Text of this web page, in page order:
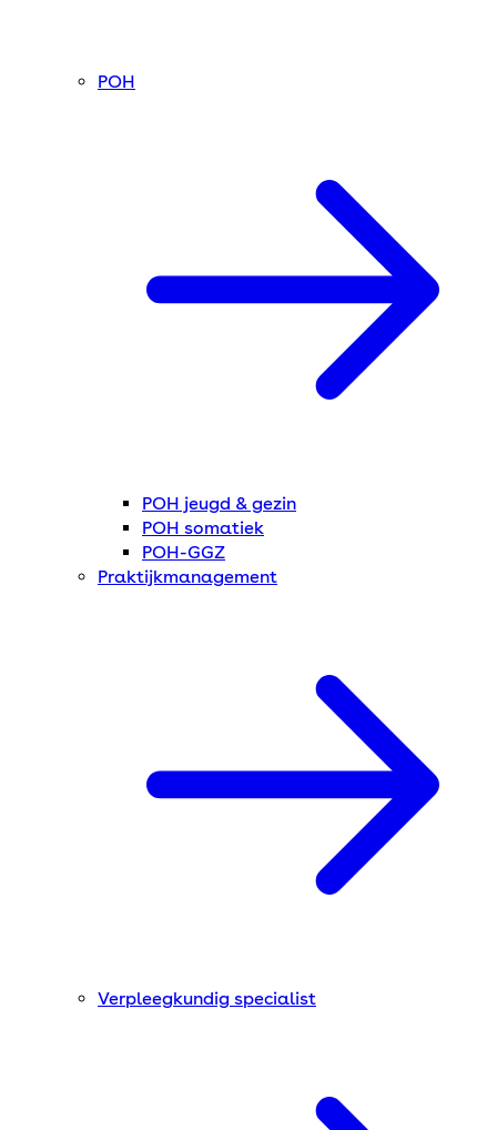
POH
POH jeugd & gezin
POH somatiek
POH-GGZ
Praktijkmanagement
Verpleegkundig specialist